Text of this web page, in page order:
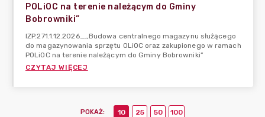
POLiOC na terenie należącym do Gminy
Bobrowniki”
IZP.271.1.12.2026_,,Budowa centralnego magazynu służącego
do magazynowania sprzętu OLiOC oraz zakupionego w ramach
POLiOC na terenie należącym do Gminy Bobrowniki”
CZYTAJ WIĘCEJ
POKAŻ: 10 25 50
100